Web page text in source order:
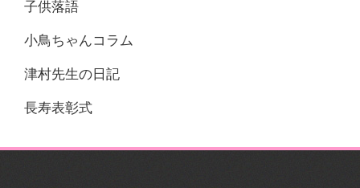
子供落語
小鳥ちゃんコラム
津村先生の日記
長寿表彰式